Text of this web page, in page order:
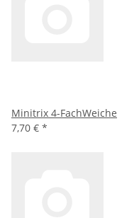
Minitrix 4-FachWeiche
7,70 € *